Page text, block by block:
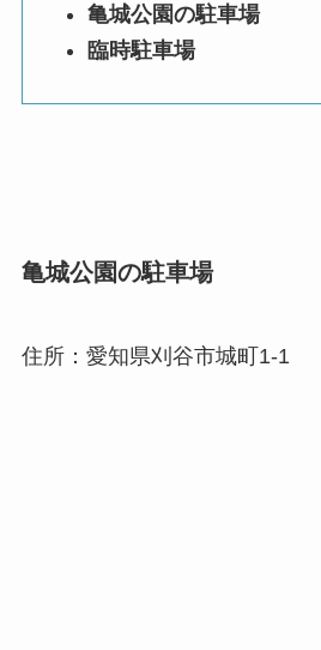
亀城公園の駐車場
臨時駐車場
亀城公園の駐車場
住所：愛知県刈谷市城町1-1